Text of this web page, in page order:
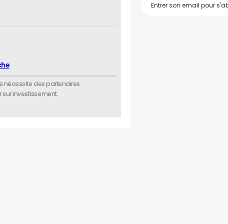
nécessite des partenaires
investissement.